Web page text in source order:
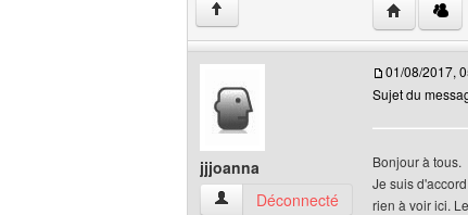
↑ Visiter le
jjjoanna
jjjoanna Voir le profil de l'utilisateur
Déconnecté
01/08/2017,
Sujet du
Bonjour à tous.
Je suis
rien à voir ici.